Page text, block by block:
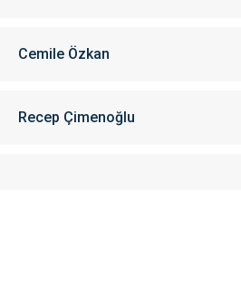
Cemile Özkan
Recep Çimenoğlu